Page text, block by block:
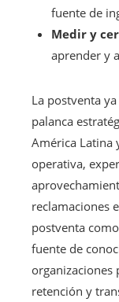
fuente de
Medir y
aprender y
La postventa
palanca
América Latina
operativa,
reclamaciones
postventa
fuente de
retención y